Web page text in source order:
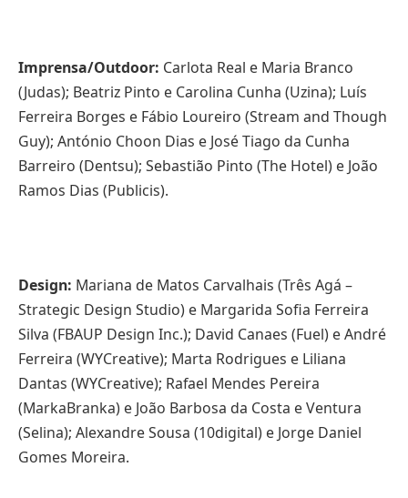
Imprensa/Outdoor: Carlota Real e Maria Branco
(Judas); Beatriz Pinto e Carolina Cunha (Uzina); Luís
Ferreira Borges e Fábio Loureiro (Stream and Though
Guy); António Choon Dias e José Tiago da Cunha
Barreiro (Dentsu); Sebastião Pinto (The Hotel) e João
Ramos Dias (Publicis).
Design: Mariana de Matos Carvalhais (Três Agá –
Strategic Design Studio) e Margarida Sofia Ferreira
Silva (FBAUP Design Inc.); David Canaes (Fuel) e André
Ferreira (WYCreative); Marta Rodrigues e Liliana
Dantas (WYCreative); Rafael Mendes Pereira
(MarkaBranka) e João Barbosa da Costa e Ventura
(Selina); Alexandre Sousa (10digital) e Jorge Daniel
Gomes Moreira.